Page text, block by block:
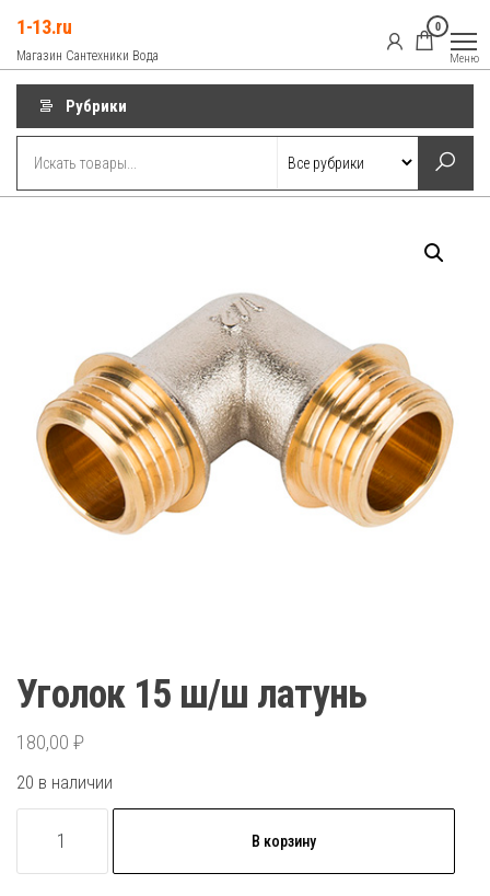
содержимому
1-13.ru
Магазин Сантехники Вода
0
Меню
Рубрики
Уголок 15 ш/ш латунь
180,00 ₽
20 в наличии
товара
В корзину